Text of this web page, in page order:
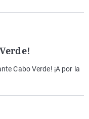
Cabo Verde! ¡A por la